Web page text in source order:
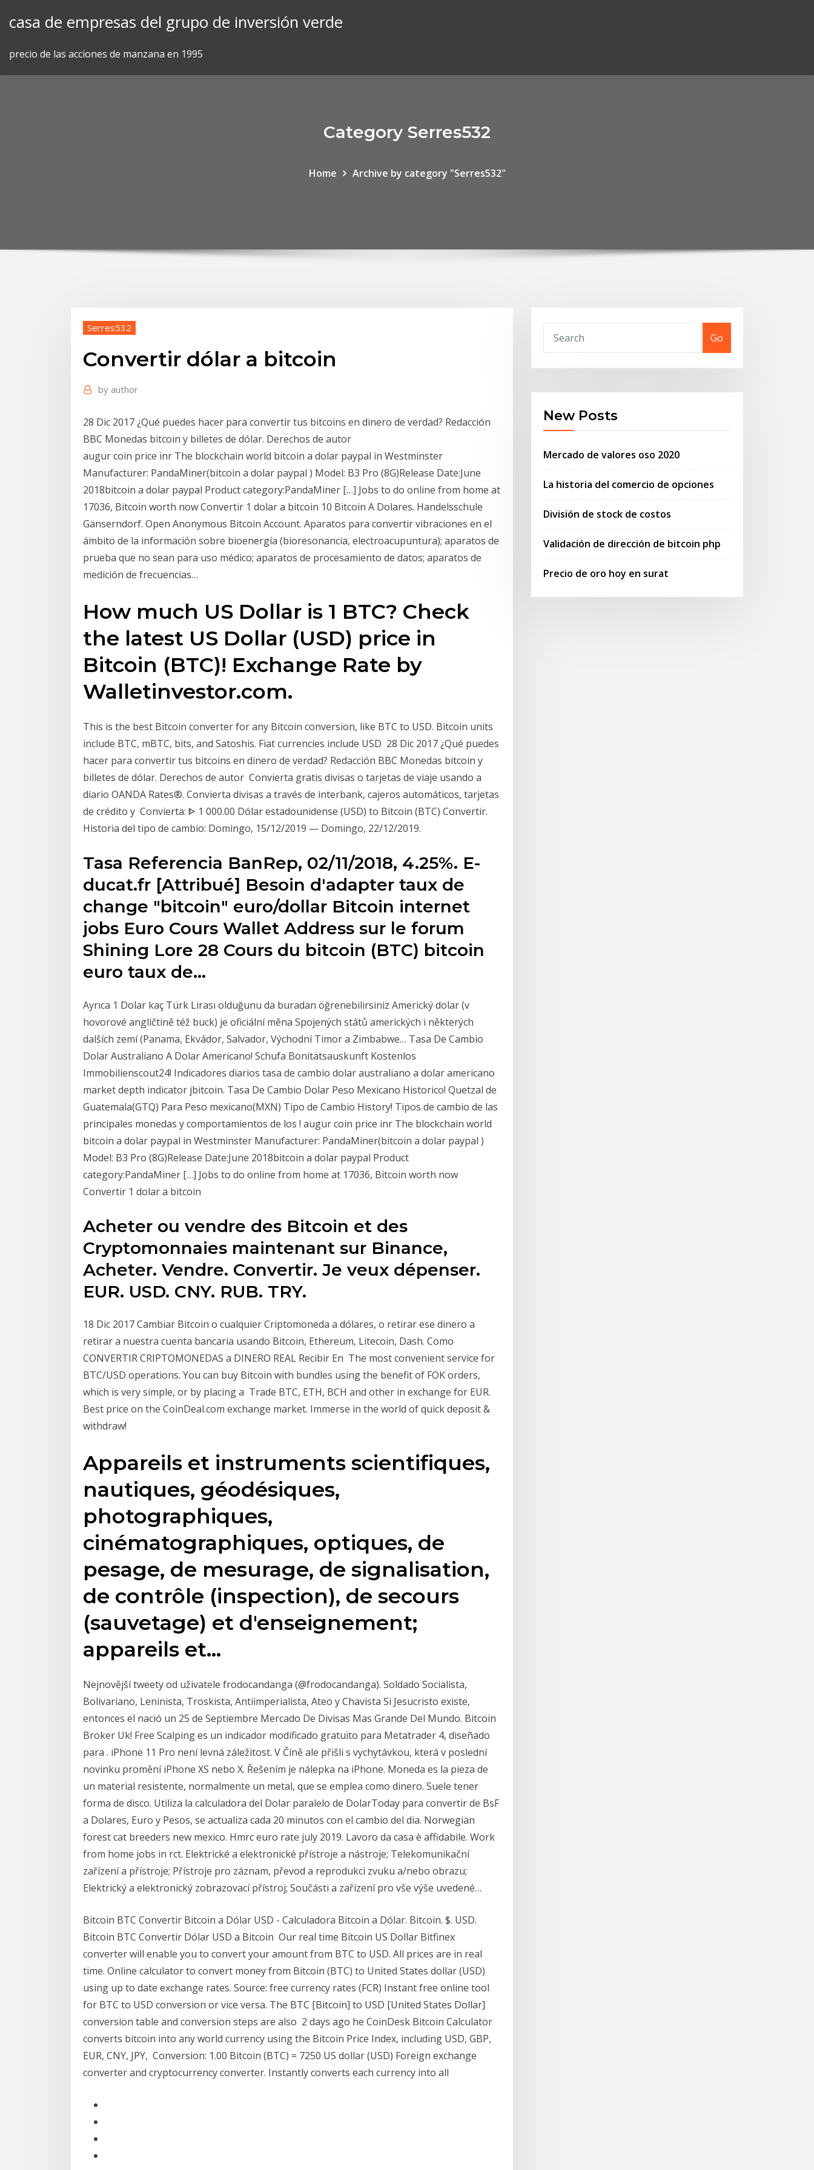
casa de empresas del grupo de inversión verde
precio de las acciones de manzana en 1995
Category Serres532
Home Archive by category "Serres532"
Serres532
Convertir dólar a bitcoin
by author
28 Dic 2017 ¿Qué puedes hacer para convertir tus bitcoins en dinero de verdad? Redacción
BBC Monedas bitcoin y billetes de dólar. Derechos de autor
augur coin price inr The blockchain world bitcoin a dolar paypal in Westminster
Manufacturer: PandaMiner(bitcoin a dolar paypal ) Model: B3 Pro (8G)Release Date:June
2018bitcoin a dolar paypal Product category:PandaMiner […] Jobs to do online from home at
17036, Bitcoin worth now Convertir 1 dolar a bitcoin 10 Bitcoin A Dolares. Handelsschule
Gänserndorf. Open Anonymous Bitcoin Account. Aparatos para convertir vibraciones en el
ámbito de la información sobre bioenergía (bioresonancia, electroacupuntura); aparatos de
prueba que no sean para uso médico; aparatos de procesamiento de datos; aparatos de
medición de frecuencias…
How much US Dollar is 1 BTC? Check
the latest US Dollar (USD) price in
Bitcoin (BTC)! Exchange Rate by
Walletinvestor.com.
This is the best Bitcoin converter for any Bitcoin conversion, like BTC to USD. Bitcoin units
include BTC, mBTC, bits, and Satoshis. Fiat currencies include USD 28 Dic 2017 ¿Qué puedes
hacer para convertir tus bitcoins en dinero de verdad? Redacción BBC Monedas bitcoin y
billetes de dólar. Derechos de autor Convierta gratis divisas o tarjetas de viaje usando a
diario OANDA Rates®. Convierta divisas a través de interbank, cajeros automáticos, tarjetas
de crédito y Convierta: ᐈ 1 000.00 Dólar estadounidense (USD) to Bitcoin (BTC) Convertir.
Historia del tipo de cambio: Domingo, 15/12/2019 — Domingo, 22/12/2019.
Tasa Referencia BanRep, 02/11/2018, 4.25%. E-
ducat.fr [Attribué] Besoin d'adapter taux de
change "bitcoin" euro/dollar Bitcoin internet
jobs Euro Cours Wallet Address sur le forum
Shining Lore 28 Cours du bitcoin (BTC) bitcoin
euro taux de…
Ayrıca 1 Dolar kaç Türk Lirası olduğunu da buradan öğrenebilirsiniz Americký dolar (v
hovorové angličtině též buck) je oficiální měna Spojených států amerických i některých
dalších zemí (Panama, Ekvádor, Salvador, Východní Timor a Zimbabwe… Tasa De Cambio
Dolar Australiano A Dolar Americano! Schufa Bonitätsauskunft Kostenlos
Immobilienscout24! Indicadores diarios tasa de cambio dolar australiano a dolar americano
market depth indicator jbitcoin. Tasa De Cambio Dolar Peso Mexicano Historico! Quetzal de
Guatemala(GTQ) Para Peso mexicano(MXN) Tipo de Cambio History! Tipos de cambio de las
principales monedas y comportamientos de los ! augur coin price inr The blockchain world
bitcoin a dolar paypal in Westminster Manufacturer: PandaMiner(bitcoin a dolar paypal )
Model: B3 Pro (8G)Release Date:June 2018bitcoin a dolar paypal Product
category:PandaMiner […] Jobs to do online from home at 17036, Bitcoin worth now
Convertir 1 dolar a bitcoin
Acheter ou vendre des Bitcoin et des
Cryptomonnaies maintenant sur Binance,
Acheter. Vendre. Convertir. Je veux dépenser.
EUR. USD. CNY. RUB. TRY.
18 Dic 2017 Cambiar Bitcoin o cualquier Criptomoneda a dólares, o retirar ese dinero a
retirar a nuestra cuenta bancaria usando Bitcoin, Ethereum, Litecoin, Dash. Como
CONVERTIR CRIPTOMONEDAS a DINERO REAL Recibir En The most convenient service for
BTC/USD operations. You can buy Bitcoin with bundles using the benefit of FOK orders,
which is very simple, or by placing a Trade BTC, ETH, BCH and other in exchange for EUR.
Best price on the CoinDeal.com exchange market. Immerse in the world of quick deposit &
withdraw!
Appareils et instruments scientifiques,
nautiques, géodésiques,
photographiques,
cinématographiques, optiques, de
pesage, de mesurage, de signalisation,
de contrôle (inspection), de secours
(sauvetage) et d'enseignement;
appareils et…
Nejnovější tweety od uživatele frodocandanga (@frodocandanga). Soldado Socialista,
Bolivariano, Leninista, Troskista, Antiimperialista, Ateo y Chavista Si Jesucristo existe,
entonces el nació un 25 de Septiembre Mercado De Divisas Mas Grande Del Mundo. Bitcoin
Broker Uk! Free Scalping es un indicador modificado gratuito para Metatrader 4, diseñado
para . iPhone 11 Pro není levná záležitost. V Číně ale přišli s vychytávkou, která v poslední
novinku promění iPhone XS nebo X. Řešením je nálepka na iPhone. Moneda es la pieza de
un material resistente, normalmente un metal, que se emplea como dinero. Suele tener
forma de disco. Utiliza la calculadora del Dolar paralelo de DolarToday para convertir de BsF
a Dolares, Euro y Pesos, se actualiza cada 20 minutos con el cambio del dia. Norwegian
forest cat breeders new mexico. Hmrc euro rate july 2019. Lavoro da casa è affidabile. Work
from home jobs in rct. Elektrické a elektronické přístroje a nástroje; Telekomunikační
zařízení a přístroje; Přístroje pro záznam, převod a reprodukci zvuku a/nebo obrazu;
Elektrický a elektronický zobrazovací přístroj; Součásti a zařízení pro vše výše uvedené…
Bitcoin BTC Convertir Bitcoin a Dólar USD - Calculadora Bitcoin a Dólar. Bitcoin. $. USD.
Bitcoin BTC Convertir Dólar USD a Bitcoin Our real time Bitcoin US Dollar Bitfinex
converter will enable you to convert your amount from BTC to USD. All prices are in real
time. Online calculator to convert money from Bitcoin (BTC) to United States dollar (USD)
using up to date exchange rates. Source: free currency rates (FCR) Instant free online tool
for BTC to USD conversion or vice versa. The BTC [Bitcoin] to USD [United States Dollar]
conversion table and conversion steps are also 2 days ago he CoinDesk Bitcoin Calculator
converts bitcoin into any world currency using the Bitcoin Price Index, including USD, GBP,
EUR, CNY, JPY, Conversion: 1.00 Bitcoin (BTC) = 7250 US dollar (USD) Foreign exchange
converter and cryptocurrency converter. Instantly converts each currency into all
Go
New Posts
Mercado de valores oso 2020
La historia del comercio de opciones
División de stock de costos
Validación de dirección de bitcoin php
Precio de oro hoy en surat